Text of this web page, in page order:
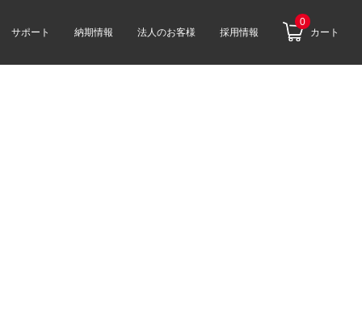
サポート 納期情報 法人のお客様 採用情報
0
カート